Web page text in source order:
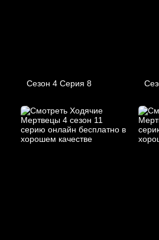
Сезон 4 Серия 8